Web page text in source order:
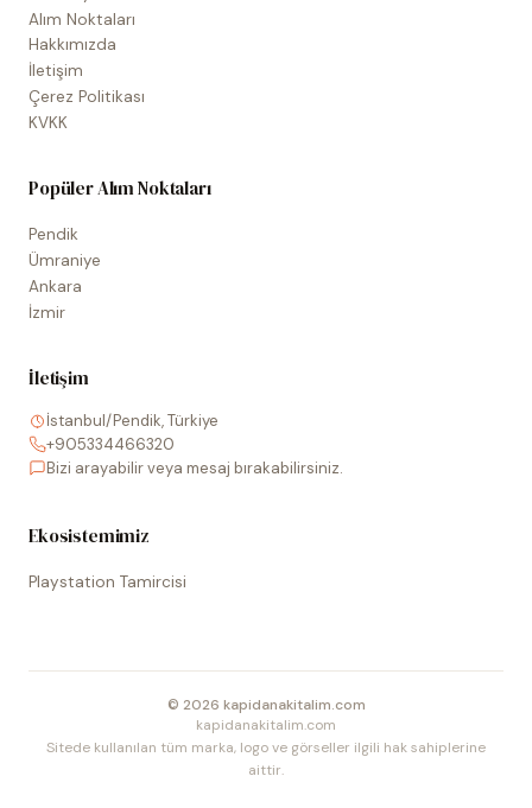
Alım Noktaları
Hakkımızda
İletişim
Çerez Politikası
KVKK
Popüler Alım Noktaları
Pendik
Ümraniye
Ankara
İzmir
İletişim
İstanbul/Pendik, Türkiye
+905334466320
Bizi arayabilir veya mesaj bırakabilirsiniz.
Ekosistemimiz
Playstation Tamircisi
© 2026 kapidanakitalim.com
kapidanakitalim.com
Sitede kullanılan tüm marka, logo ve görseller ilgili hak sahiplerine
aittir.